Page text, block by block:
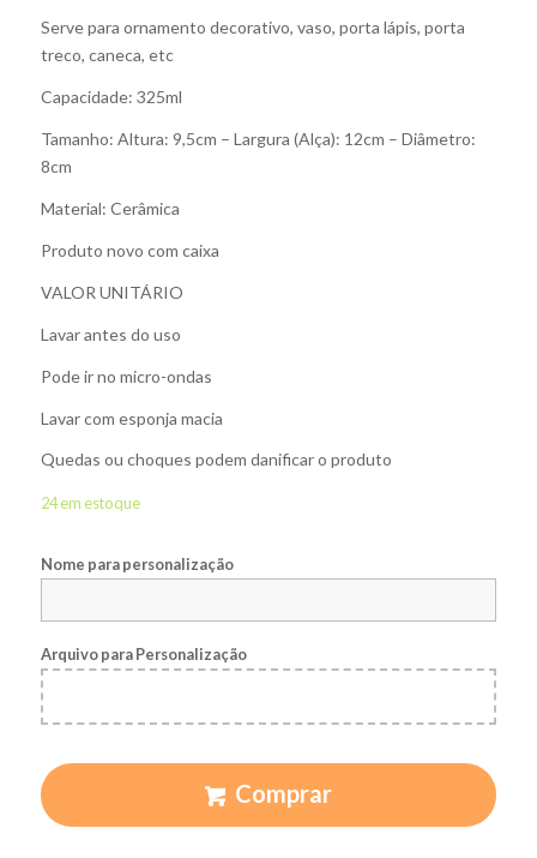
Serve para ornamento decorativo, vaso, porta lápis, porta
treco, caneca, etc
Capacidade: 325ml
Tamanho: Altura: 9,5cm – Largura (Alça): 12cm – Diâmetro:
8cm
Material: Cerâmica
Produto novo com caixa
VALOR UNITÁRIO
Lavar antes do uso
Pode ir no micro-ondas
Lavar com esponja macia
Quedas ou choques podem danificar o produto
24 em estoque
Nome para personalização
Arquivo para Personalização
Comprar